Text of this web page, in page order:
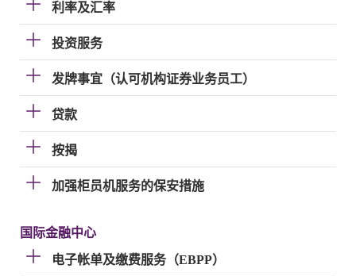
利率及汇率
投资服务
发牌事宜（认可机构证券业务员工）
贷款
按揭
加强柜员机服务的保安措施
国际金融中心
电子帐单及缴费服务（EBPP）